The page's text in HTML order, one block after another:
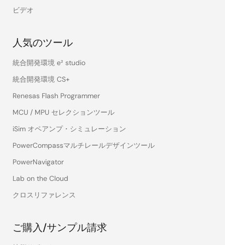
ビデオ
人気のツール
統合開発環境 e² studio
統合開発環境 CS+
Renesas Flash Programmer
MCU / MPU セレクションツール
iSim オペアンプ・シミュレーション
PowerCompassマルチレールデザインツール
PowerNavigator
Lab on the Cloud
クロスリファレンス
ご購入/サンプル請求